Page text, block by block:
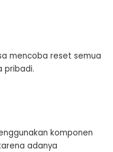
mencoba reset semua
pribadi.
komponen
adanya